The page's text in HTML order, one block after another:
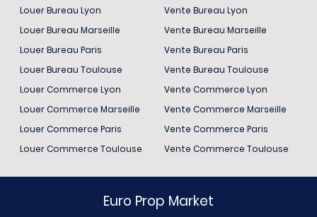
Louer Bureau Lyon
Louer Bureau Marseille
Louer Bureau Paris
Louer Bureau Toulouse
Louer Commerce Lyon
Louer Commerce Marseille
Louer Commerce Paris
Louer Commerce Toulouse
Vente Bureau Lyon
Vente Bureau Marseille
Vente Bureau Paris
Vente Bureau Toulouse
Vente Commerce Lyon
Vente Commerce Marseille
Vente Commerce Paris
Vente Commerce Toulouse
Euro Prop Market